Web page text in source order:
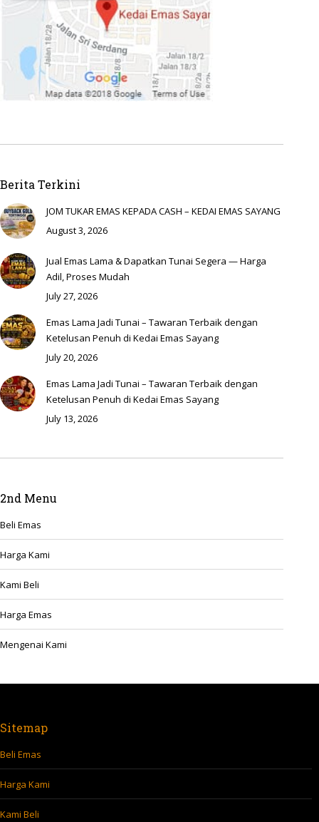
Berita Terkini
JOM TUKAR EMAS KEPADA CASH – KEDAI EMAS SAYANG
August 3, 2026
Jual Emas Lama & Dapatkan Tunai Segera — Harga
Adil, Proses Mudah
July 27, 2026
Emas Lama Jadi Tunai – Tawaran Terbaik dengan
Ketelusan Penuh di Kedai Emas Sayang
July 20, 2026
Emas Lama Jadi Tunai – Tawaran Terbaik dengan
Ketelusan Penuh di Kedai Emas Sayang
July 13, 2026
2nd Menu
Beli Emas
Harga Kami
Kami Beli
Harga Emas
Mengenai Kami
Sitemap
Beli Emas
Harga Kami
Kami Beli